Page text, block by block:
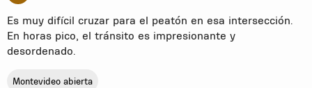
Es muy difícil cruzar para el peatón en esa intersección.
En horas pico, el tránsito es impresionante y
desordenado.
Montevideo abierta